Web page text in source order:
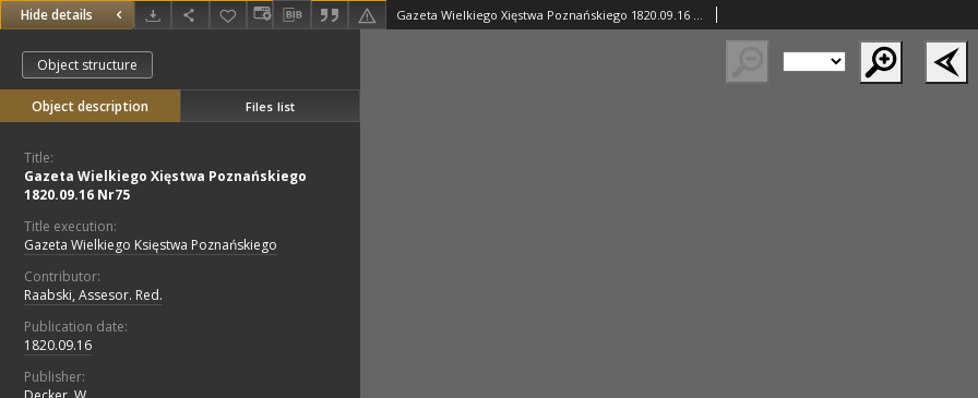
Hide details Gazeta Wielkiego Xięstwa Poznańskiego 1820.09.16 Nr75
Object structure
Object description Files list
Title:
Gazeta Wielkiego Xięstwa Poznańskiego
1820.09.16 Nr75
Title execution:
Gazeta Wielkiego Księstwa Poznańskiego
Contributor:
Raabski, Assesor. Red.
Publication date:
1820.09.16
Publisher: